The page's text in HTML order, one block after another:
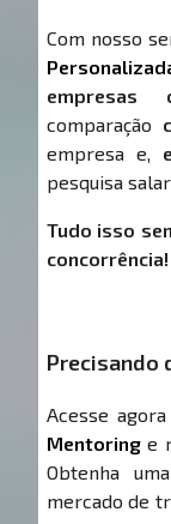
Com nosso
empresas
comparação
empresa e,
pesquisa
Tudo isso
concorrência!
Precisando
Acesse
Mentoring e
Obtenha
mercado de